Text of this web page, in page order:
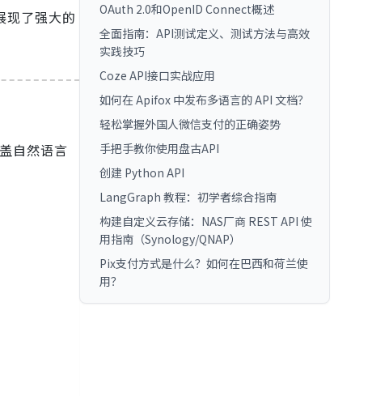
现了强大的
自然语言
OAuth 2.0和OpenID Connect概述
全面指南：API测试定义、测试方法与高效
实践技巧
Coze API接口实战应用
如何在 Apifox 中发布多语言的 API 文档？
轻松掌握外国人微信支付的正确姿势
手把手教你使用盘古API
创建 Python API
LangGraph 教程：初学者综合指南
构建自定义云存储：NAS厂商 REST API 使
用指南（Synology/QNAP）
Pix支付方式是什么？如何在巴西和荷兰使
用？